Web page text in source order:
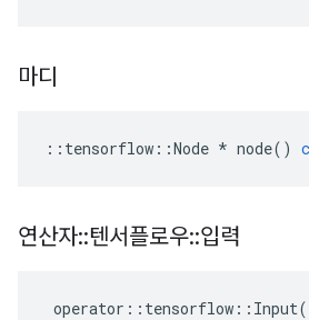
마디
:: tensorflow ::Node * node()
연산자::텐서플로우::입력
operator :: tensorflow :: Input